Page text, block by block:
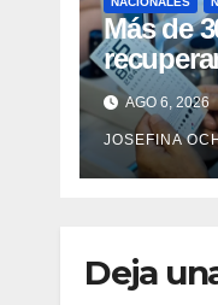
Más de
con
deAGO 6, 2026
JOSEFINA
Deja